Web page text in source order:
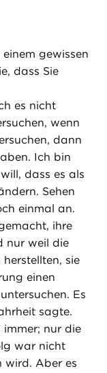
gewissen
dass Sie
es nicht
wenn
dann
Ich bin
dass es als
Sehen
einmal an.
ihre
nur weil die
sie
einen
Es
sagte.
immer; nur die
war nicht
wird. Aber es